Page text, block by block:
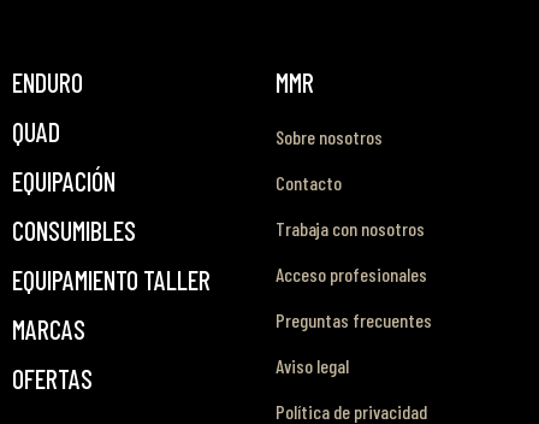
ENDURO
QUAD
EQUIPACIÓN
CONSUMIBLES
EQUIPAMIENTO TALLER
MARCAS
OFERTAS
MMR
Sobre nosotros
Contacto
Trabaja con nosotros
Acceso profesionales
Preguntas frecuentes
Aviso legal
Política de privacidad